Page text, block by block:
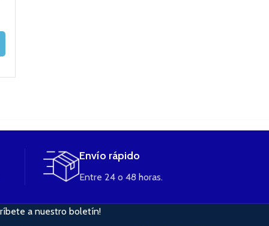
Envío rápido
Entre 24 o 48 horas.
a nuestro boletín!